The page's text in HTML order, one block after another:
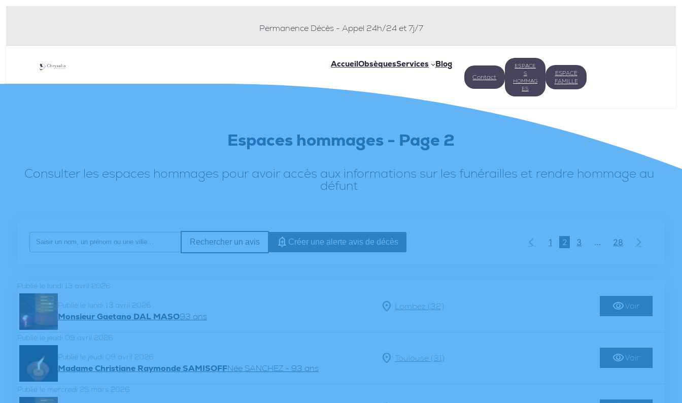
Permanence Décès - Appel 24h/24 et 7j/7
AccueilObsèquesServices Blog
Contact
ESPACE
S
HOMMAG
ES
ESPACE
FAMILLE
Espaces hommages - Page 2
Consulter les espaces hommages pour avoir accès aux informations sur les funérailles et rendre hommage au
défunt
Rechercher un avis Créer une alerte avis de décès 1 2 3 … 28
Publié le lundi 13 avril 2026
Publié le lundi 13 avril 2026
Monsieur Gaetano DAL MASO93 ans
Lombez (32) Voir
Publié le jeudi 09 avril 2026
Publié le jeudi 09 avril 2026
Madame Christiane Raymonde SAMISOFFNée SANCHEZ - 93 ans
Toulouse (31) Voir
Publié le mercredi 25 mars 2026